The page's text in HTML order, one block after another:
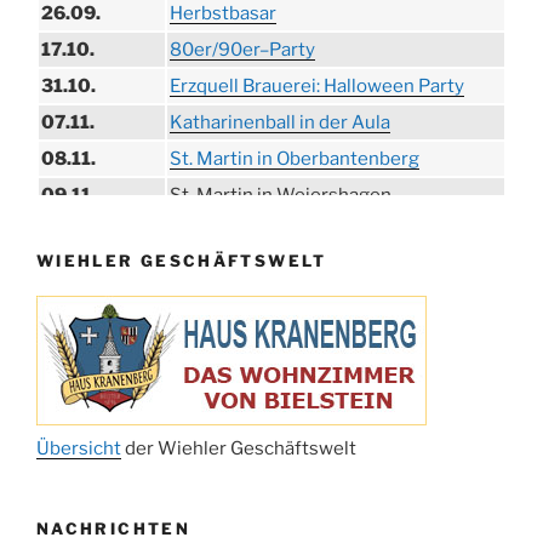
26.09.
Herbstbasar
17.10.
80er/90er–Party
31.10.
Erzquell Brauerei: Halloween Party
07.11.
Katharinenball in der Aula
08.11.
St. Martin in Oberbantenberg
09.11.
St. Martin in Weiershagen
11.11.
„DÜX“ im Burghaus
15.11.
Konzert Bielsteiner Männerchor
15.11.
Volkstrauertag am Ehrenmal
27.11.
Anknipsfest an der Oberbantenberger
Kirche
WIEHLER GESCHÄFTSWELT
Übersichtder Wiehler Geschäftswelt
NACHRICHTEN